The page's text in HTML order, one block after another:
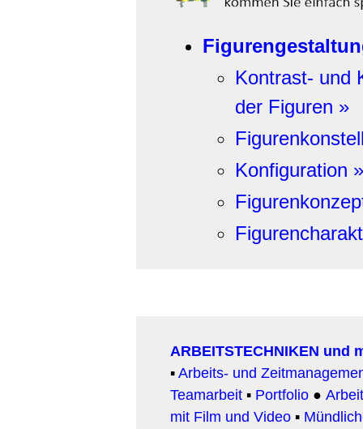
Kontrast- und
der Figuren »
Konfiguration »
ARBEITSTECHNIKEN und
▪Arbeits- und
Teamarbeit ▪ Portfolio ●
mit Film und Video ▪